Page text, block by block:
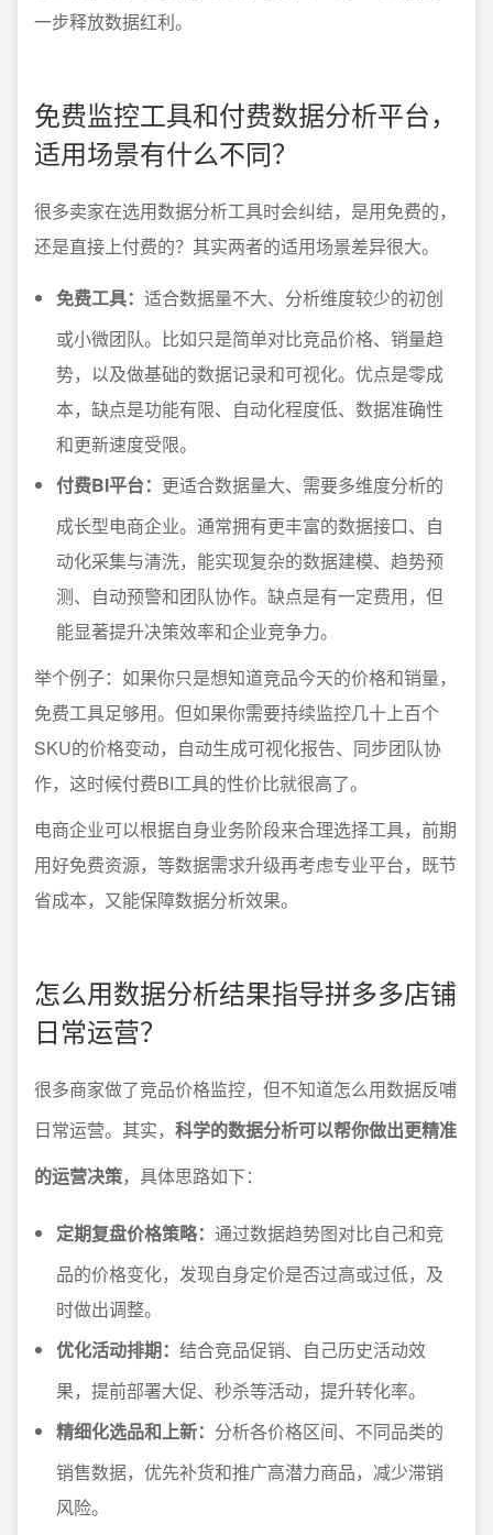
一步释放数据红利。
免费监控工具和付费数据分析平台，
适用场景有什么不同？
很多卖家在选用数据分析工具时会纠结，是用免费的，
还是直接上付费的？其实两者的适用场景差异很大。
免费工具： 适合数据量不大、分析维度较少的初创
或小微团队。比如只是简单对比竞品价格、销量趋
势，以及做基础的数据记录和可视化。优点是零成
本，缺点是功能有限、自动化程度低、数据准确性
和更新速度受限。
付费BI平台： 更适合数据量大、需要多维度分析的
成长型电商企业。通常拥有更丰富的数据接口、自
动化采集与清洗，能实现复杂的数据建模、趋势预
测、自动预警和团队协作。缺点是有一定费用，但
能显著提升决策效率和企业竞争力。
举个例子：如果你只是想知道竞品今天的价格和销量，
免费工具足够用。但如果你需要持续监控几十上百个
SKU的价格变动，自动生成可视化报告、同步团队协
作，这时候付费BI工具的性价比就很高了。
电商企业可以根据自身业务阶段来合理选择工具，前期
用好免费资源，等数据需求升级再考虑专业平台，既节
省成本，又能保障数据分析效果。
怎么用数据分析结果指导拼多多店铺
日常运营？
很多商家做了竞品价格监控，但不知道怎么用数据反哺
日常运营。其实， 科学的数据分析可以帮你做出更精准
的运营决策，具体思路如下：
定期复盘价格策略： 通过数据趋势图对比自己和竞
品的价格变化，发现自身定价是否过高或过低，及
时做出调整。
优化活动排期： 结合竞品促销、自己历史活动效
果，提前部署大促、秒杀等活动，提升转化率。
精细化选品和上新： 分析各价格区间、不同品类的
销售数据，优先补货和推广高潜力商品，减少滞销
风险。